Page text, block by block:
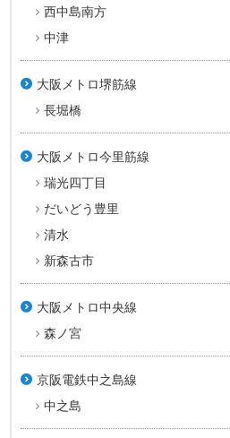
西中島南方
中津
大阪メトロ堺筋線
長堀橋
大阪メトロ今里筋線
瑞光四丁目
だいどう豊里
清水
新森古市
大阪メトロ中央線
森ノ宮
京阪電鉄中之島線
中之島